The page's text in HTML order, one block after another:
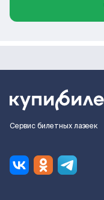
Сервис билетных лазеек